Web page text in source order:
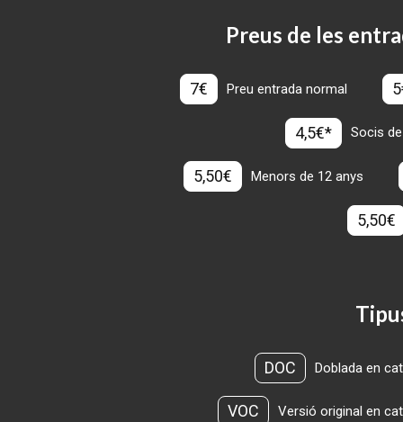
Preus de les
7€ Preu entrada normal
4,5€* Socis
5,50€ Menors de 12 anys
5,50€
DOC Doblada en
VOC Versió original en